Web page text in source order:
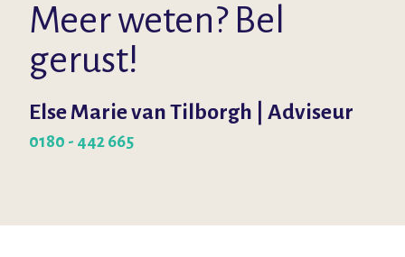
Meer weten? Bel
gerust!
Else Marie van Tilborgh | Adviseur
0180 - 442 665